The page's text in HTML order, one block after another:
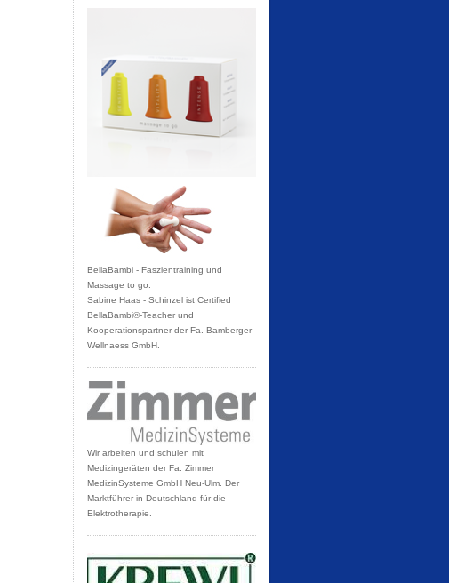
BellaBambi - Faszientraining und
Massage to go:
Sabine Haas - Schinzel ist Certified
BellaBambi®-Teacher und
Kooperationspartner der Fa. Bamberger
Wellnaess GmbH.
Wir arbeiten und schulen mit
Medizingeräten der Fa. Zimmer
MedizinSysteme GmbH Neu-Ulm. Der
Marktführer in Deutschland für die
Elektrotherapie.